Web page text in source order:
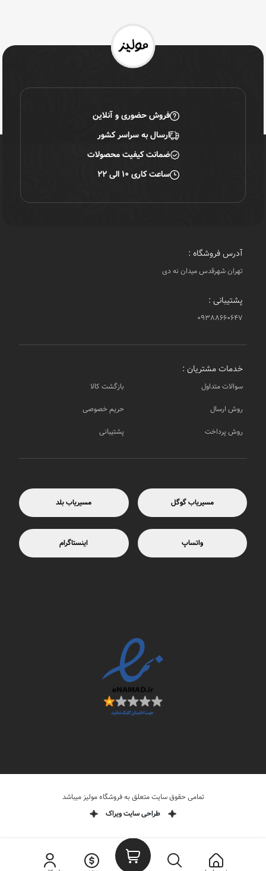
فروش حضوری و آنلاین
ارسال به سراسر کشور
ضمانت کیفیت محصولات
ساعت کاری ۱۰ الی ۲۲
آدرس فروشگاه :
تهران شهرقدس میدان نه دی
پشتیبانی :
۰۹۳۸۸۶۶۰۶۴۷
خدمات مشتریان :
سوالات متداول
بازگشت کالا
روش ارسال
حریم خصوصی
روش پرداخت
پشتیبانی
مسیریاب گوگل مسیریاب بلد
واتساپ اینستاگرام
تمامی حقوق سایت متعلق به فروشگاه مولیز میباشد
طراحی سایت ویراک